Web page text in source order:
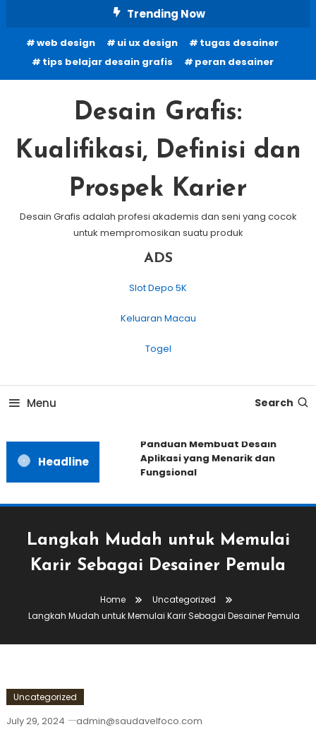
Content
Trending Now
web design ui ux design
tugas desainer
tips belajar desain grafis
peran desainer
Desain Grafis:
Kualifikasi, Definisi dan
Prospek Karier
Desain Grafis adalah profesi akademis dan seni yang cocok
untuk mempromosikan suatu produk
ADS
Slot Depo 5K
Keluaran Macau
Togel
Menu Search
Headline
Panduan Membuat Desain
Aplikasi yang Menarik dan
Fungsional
Langkah Mudah untuk Memulai
Karir Sebagai Desainer Pemula
Home
Uncategorized
Langkah Mudah untuk Memulai Karir Sebagai Desainer Pemula
Uncategorized
July 29, 2024 admin@saudavelfoco.com